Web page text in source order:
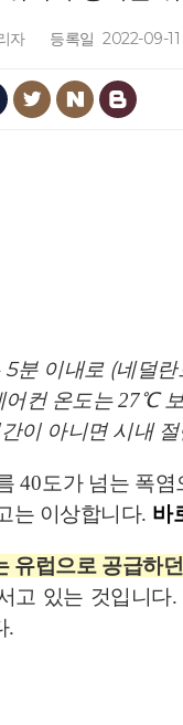
자 등록일 2022-09-11
5분 이내로 (네덜란
어컨 온도는27℃
이 아니면 시내
40도가 넘는 폭
는 이상합니다. 바
유럽으로 공급하
고 있는 것입니다.
.